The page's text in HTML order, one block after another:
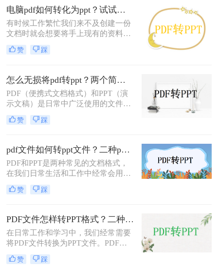
方法可以实现。下面将介绍三种常见
的方法：使用使用在线转换工具、使
用Adobe Acrobat Pro软件以及使用
PDF转PPT软件。
电脑pdf如何转化为ppt？试试这三种的方法，简单几步，高效转换！
有时候工作繁忙我们来不及创建一份
文档时就会想要将手上现有的资料整
理起来并且转换成自己想要的格式，
特别是遇到PDF文件时，大家也知道
会员，不想花钱的朋友可以直接将pdf
转ppt，这样就可以放心编辑了，那么
你知道电脑pdf如何转化为ppt，下面
给大家分享个好方法。
赞 踩
怎么无损将pdf转ppt？两个简单的方法教给大家
PDF（便携式文档格式）和PPT（演
示文稿）是日常中广泛使用的文件格
式。PDF能够保存文档的整个格式，
使其在不同设备上呈现一致，而PPT
以制作专业的PPT演示文稿。在某些
情况下，我们需要将PDF转换为PPT
格式，以便将PDF文件中的内容放入
PPT演示文稿中，并进行编辑和制
作。在下面的文章中，我们将介绍怎
么无损将pdf转ppt。
赞 踩
pdf文件如何转ppt文件？二种pdf转ppt的简单方法，轻松解决
PDF和PPT是两种常见的文档格式，
在我们日常生活和工作中经常会用
到。有时候，我们需要将PDF文件转
换为PPT文件，以便于在演示或分享
文章中，我们将介绍pdf文件如何转
ppt文件。
赞 踩
PDF文件怎样转PPT格式？二种PDF转PPT的简单方法，轻松解决
在日常工作和学习中，我们经常需要
将PDF文件转换为PPT文件。PDF文
件作为一种跨平台的文档格式，非常
流行，但在展示和编辑方面并不如
赞 踩